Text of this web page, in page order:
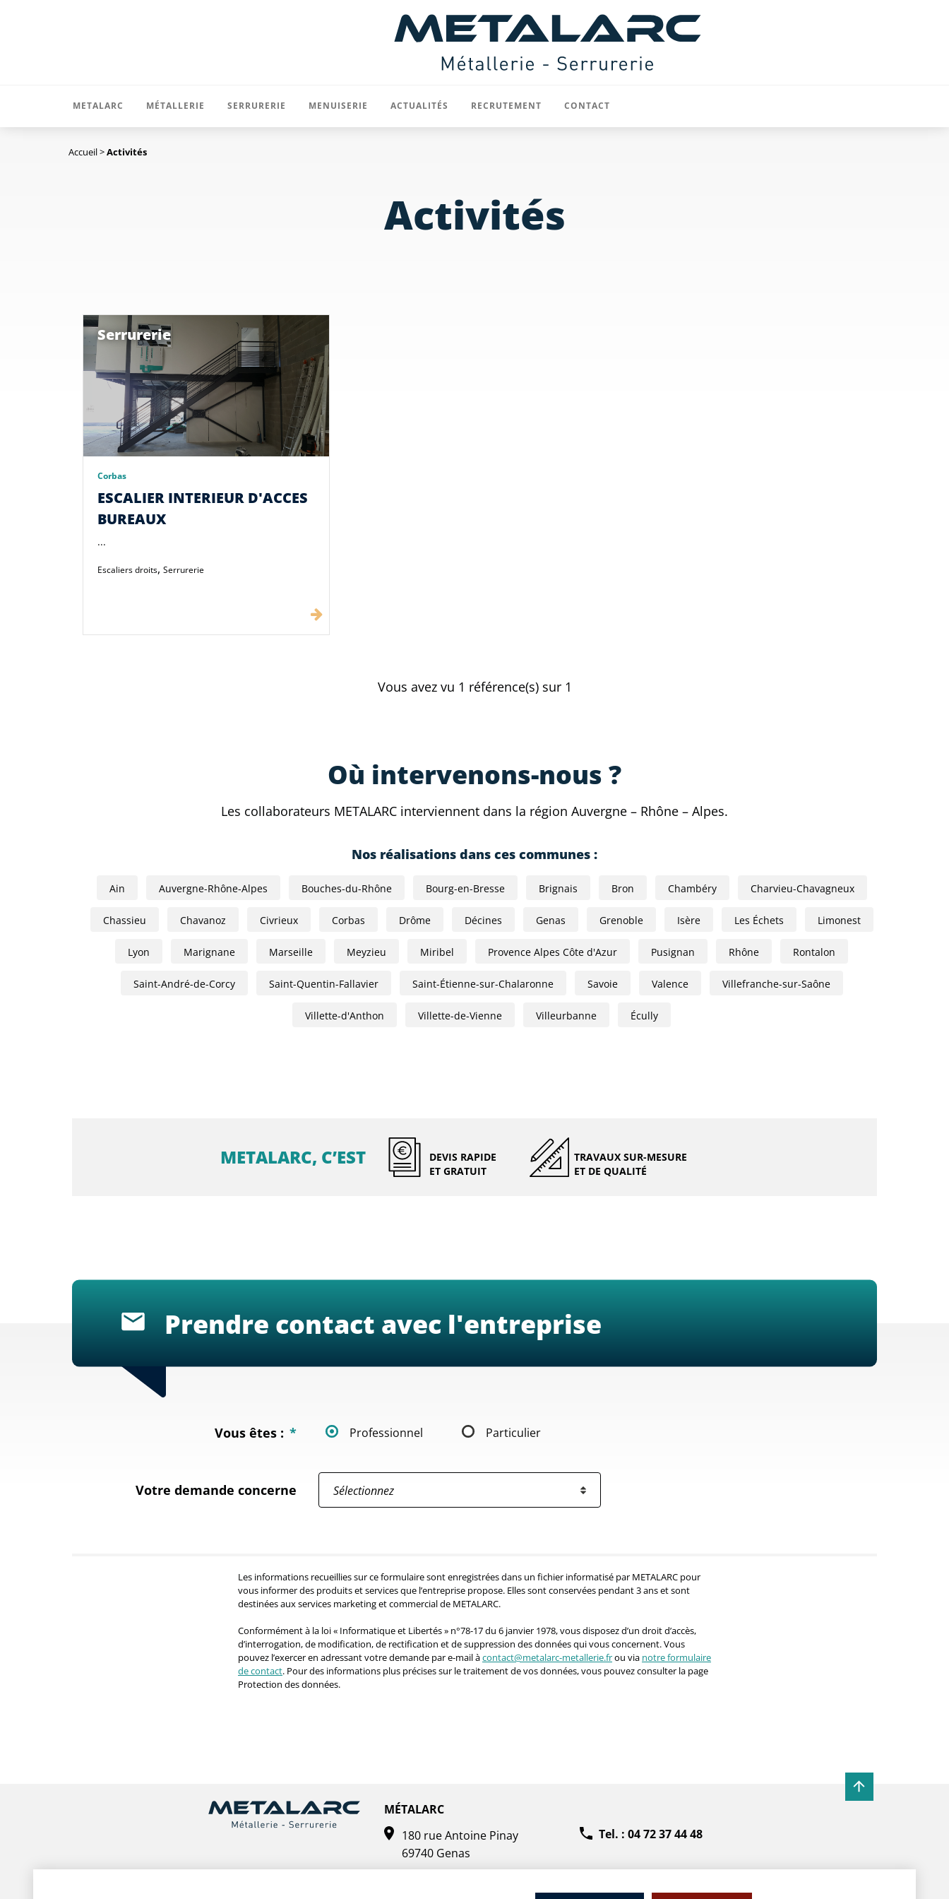
METALARC MÉTALLERIE SERRURERIE
Accessoires VRD
Divers
MENUISERIE
Menuiserie aluminium / mur rideau
Rideaux et portes sectionnelles
ACTUALITÉS RECRUTEMENT CONTACT
Accueil>Activités
Activités
Serrurerie
Corbas
ESCALIER INTERIEUR D'ACCES
BUREAUX
...
Escaliers droits, Serrurerie
Vous avez vu 1 référence(s) sur 1
Où intervenons-nous ?
Les collaborateurs METALARC interviennent dans la région Auvergne – Rhône – Alpes.
Nos réalisations dans ces communes :
Ain Auvergne-Rhône-Alpes Bouches-du-Rhône Bourg-en-Bresse Brignais Bron Chambéry Charvieu-Chavagneux
Chassieu Chavanoz Civrieux Corbas Drôme Décines Genas Grenoble Isère Les Échets Limonest
Lyon Marignane Marseille Meyzieu Miribel Provence Alpes Côte d'Azur Pusignan Rhône Rontalon
Saint-André-de-Corcy Saint-Quentin-Fallavier Saint-Étienne-sur-Chalaronne Savoie Valence Villefranche-sur-Saône
Villette-d'Anthon Villette-de-Vienne Villeurbanne Écully
METALARC, C’EST
DEVIS RAPIDE
ET GRATUIT
TRAVAUX SUR-MESURE
ET DE QUALITÉ
Prendre contact avec l'entreprise
Vous êtes : * Professionnel Particulier
Votre demande concerne
Les informations recueillies sur ce formulaire sont enregistrées dans un fichier informatisé par METALARC pour
vous informer des produits et services que l’entreprise propose. Elles sont conservées pendant 3 ans et sont
destinées aux services marketing et commercial de METALARC.
Conformément à la loi « Informatique et Libertés » n°78-17 du 6 janvier 1978, vous disposez d’un droit d’accès,
d’interrogation, de modification, de rectification et de suppression des données qui vous concernent. Vous
pouvez l’exercer en adressant votre demande par e-mail àcontact@metalarc-metallerie.frou via notre formulaire
de contact. Pour des informations plus précises sur le traitement de vos données, vous pouvez consulter la page
Protection des données.
MÉTALARC
180 rue Antoine Pinay
69740 Genas
Tel. : 04 72 37 44 48